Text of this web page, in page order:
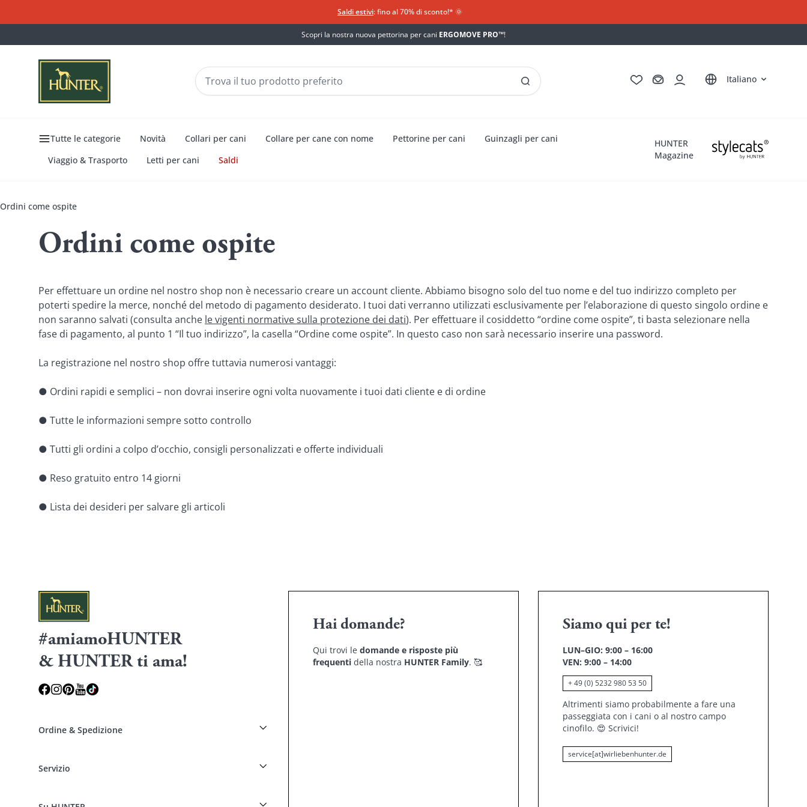
Saldi estivi: fino al 70% di sconto!*​ 🌞
Scopri la nostra nuova pettorina per cani ERGOMOVE PRO™!
Deutsch
English
Français
Nederlands
Italiano
Tutte le categorie Novità Collari per cani Collare per cane con nome Pettorine per cani
Guinzagli per cani
Viaggio & Trasporto
Letti per cani Saldi
HUNTER
Magazine
Ordini come ospite
Ordini come ospite
Per effettuare un ordine nel nostro shop non è necessario creare un account cliente. Abbiamo bisogno solo del tuo nome e del tuo indirizzo completo per
poterti spedire la merce, nonché del metodo di pagamento desiderato. I tuoi dati verranno utilizzati esclusivamente per l’elaborazione di questo singolo ordine e
non saranno salvati (consulta anche le vigenti normative sulla protezione dei dati). Per effettuare il cosiddetto “ordine come ospite”, ti basta selezionare nella
fase di pagamento, al punto 1 “Il tuo indirizzo”, la casella “Ordine come ospite”. In questo caso non sarà necessario inserire una password.
La registrazione nel nostro shop offre tuttavia numerosi vantaggi:
● Ordini rapidi e semplici – non dovrai inserire ogni volta nuovamente i tuoi dati cliente e di ordine
● Tutte le informazioni sempre sotto controllo
● Tutti gli ordini a colpo d’occhio, consigli personalizzati e offerte individuali
● Reso gratuito entro 14 giorni
● Lista dei desideri per salvare gli articoli
#amiamoHUNTER
& HUNTER ti ama!
Ordine & Spedizione
Offerte speciali per professionisti del mondo cinofilo
Informazioni sulla consegna
Servizio
Hai domande?
Qui trovi le domande e risposte più
frequenti della nostra HUNTER Family. 🥰
Siamo qui per te!
LUN–GIO: 9:00 – 16:00
VEN: 9:00 – 14:00
+ 49 (0) 5232 980 53 50
Altrimenti siamo probabilmente a fare una
passeggiata con i cani o al nostro campo
cinofilo. 😍 Scrivici!
service[at]wirliebenhunter.de